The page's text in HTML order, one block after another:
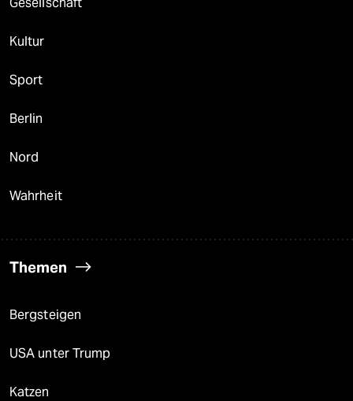
Kultur
Sport
Berlin
Nord
Wahrheit
Themen
Bergsteigen
USA unter Trump
Katzen